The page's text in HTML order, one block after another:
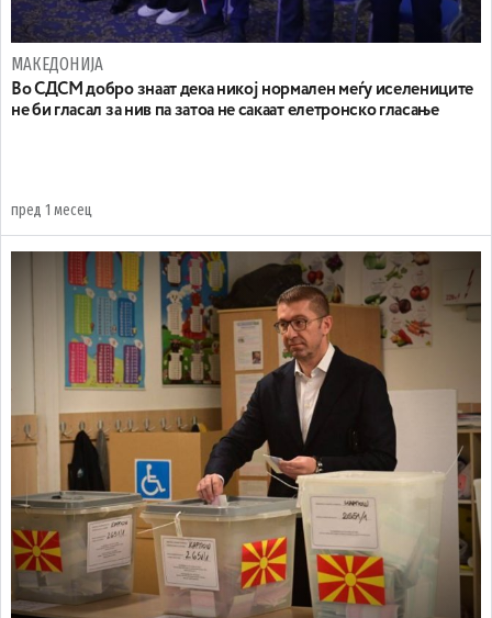
МАКЕДОНИЈА
Во СДСМ добро знаат дека никој нормален меѓу иселениците
не би гласал за нив па затоа не сакаат елетронско гласање
пред 1 месец